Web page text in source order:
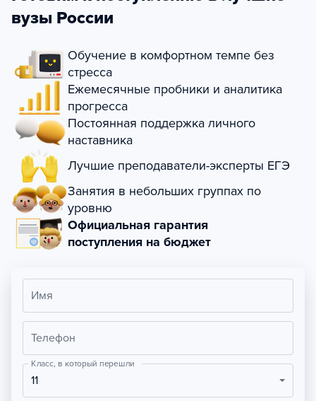
вузы России
Обучение в комфортном темпе без
стресса
Ежемесячные пробники и аналитика
прогресса
Постоянная поддержка личного
наставника
Лучшие преподаватели-эксперты ЕГЭ
Занятия в небольших группах по
уровню
Официальная гарантия
поступления на бюджет
Имя
Телефон
Класс, в который перешли
11